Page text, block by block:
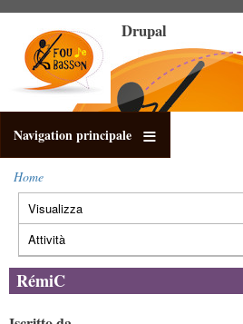
contenuto
principale
Drupal
Navigation principale
Briciole
di
pane
Home
Schede
primarie
Visualizza
attiva)
Attività
RémiC